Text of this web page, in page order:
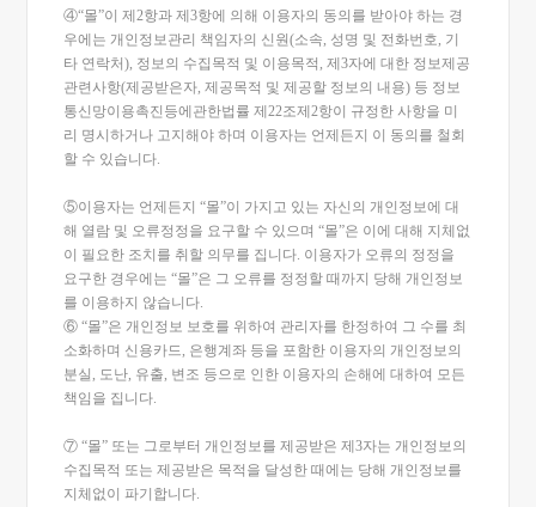
④“몰”이 제2항과 제3항에 의해 이용자의 동의를 받아야 하는 경
우에는 개인정보관리 책임자의 신원(소속, 성명 및 전화번호, 기
타 연락처), 정보의 수집목적 및 이용목적, 제3자에 대한 정보제공
관련사항(제공받은자, 제공목적 및 제공할 정보의 내용) 등 정보
통신망이용촉진등에관한법률 제22조제2항이 규정한 사항을 미
리 명시하거나 고지해야 하며 이용자는 언제든지 이 동의를 철회
할 수 있습니다.
⑤이용자는 언제든지 “몰”이 가지고 있는 자신의 개인정보에 대
해 열람 및 오류정정을 요구할 수 있으며 “몰”은 이에 대해 지체없
이 필요한 조치를 취할 의무를 집니다. 이용자가 오류의 정정을
요구한 경우에는 “몰”은 그 오류를 정정할 때까지 당해 개인정보
를 이용하지 않습니다.
⑥ “몰”은 개인정보 보호를 위하여 관리자를 한정하여 그 수를 최
소화하며 신용카드, 은행계좌 등을 포함한 이용자의 개인정보의
분실, 도난, 유출, 변조 등으로 인한 이용자의 손해에 대하여 모든
책임을 집니다.
⑦ “몰” 또는 그로부터 개인정보를 제공받은 제3자는 개인정보의
수집목적 또는 제공받은 목적을 달성한 때에는 당해 개인정보를
지체없이 파기합니다.